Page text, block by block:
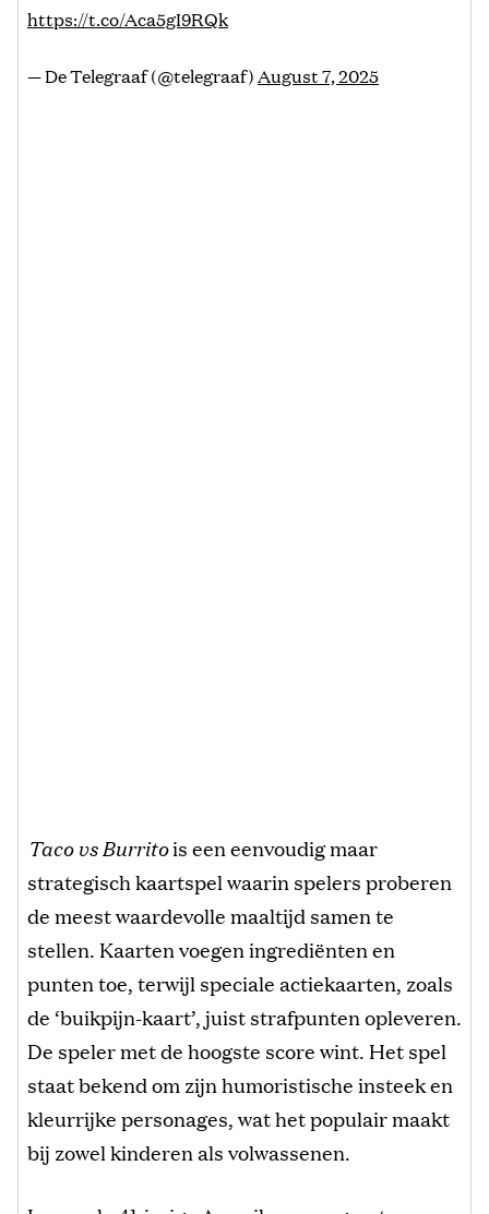
https://t.co/Aca5gI9RQk
— De Telegraaf (@telegraaf) August 7, 2025
Taco vs Burritois een eenvoudig maar
strategisch kaartspel waarin spelers proberen
de meest waardevolle maaltijd samen te
stellen. Kaarten voegen ingrediënten en
punten toe, terwijl speciale actiekaarten, zoals
de ‘buikpijn-kaart’, juist strafpunten opleveren.
De speler met de hoogste score wint. Het spel
staat bekend om zijn humoristische insteek en
kleurrijke personages, wat het populair maakt
bij zowel kinderen als volwassenen.